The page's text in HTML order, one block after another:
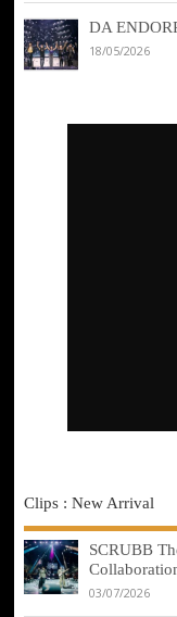
DA
18/05/2026
Clips : New Arrival
SCRUBB
03/07/2026